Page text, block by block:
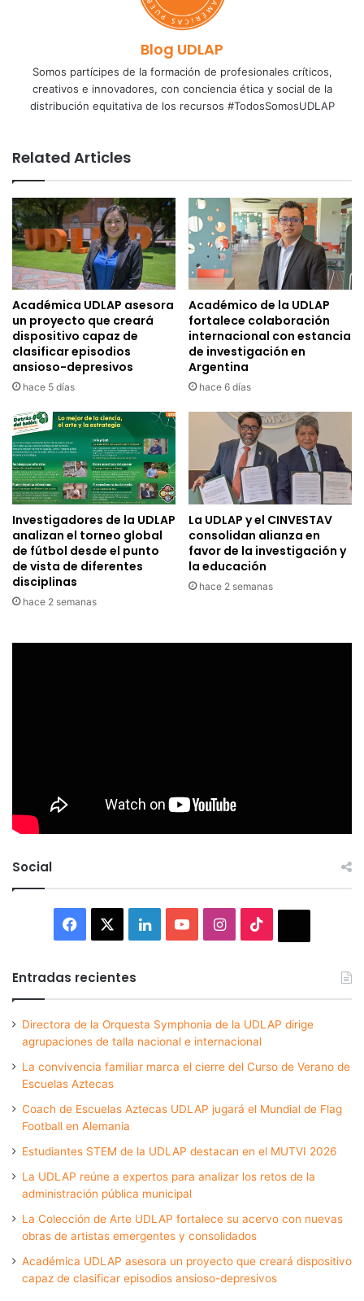
Blog UDLAP
Somos partícipes de la formación de profesionales críticos,
creativos e innovadores, con conciencia ética y social de la
distribución equitativa de los recursos #TodosSomosUDLAP
Related Articles
Académica UDLAP asesora
un proyecto que creará
dispositivo capaz de
clasificar episodios
ansioso-depresivos
hace 5 días
Académico de la UDLAP
fortalece colaboración
internacional con estancia
de investigación en
Argentina
hace 6 días
Investigadores de la UDLAP
analizan el torneo global
de fútbol desde el punto
de vista de diferentes
disciplinas
hace 2 semanas
La UDLAP y el CINVESTAV
consolidan alianza en
favor de la investigación y
la educación
hace 2 semanas
Social
Facebook LinkedInYouTubeInstagram
Entradas recientes
Directora de la Orquesta Symphonia de la UDLAP dirige
agrupaciones de talla nacional e internacional
La convivencia familiar marca el cierre del Curso de Verano de
Escuelas Aztecas
Coach de Escuelas Aztecas UDLAP jugará el Mundial de Flag
Football en Alemania
Estudiantes STEM de la UDLAP destacan en el MUTVI 2026
La UDLAP reúne a expertos para analizar los retos de la
administración pública municipal
La Colección de Arte UDLAP fortalece su acervo con nuevas
obras de artistas emergentes y consolidados
Académica UDLAP asesora un proyecto que creará dispositivo
capaz de clasificar episodios ansioso-depresivos